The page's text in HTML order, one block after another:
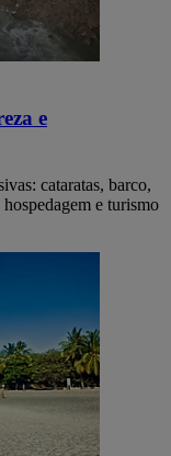
e
cataratas, barco,
e turismo